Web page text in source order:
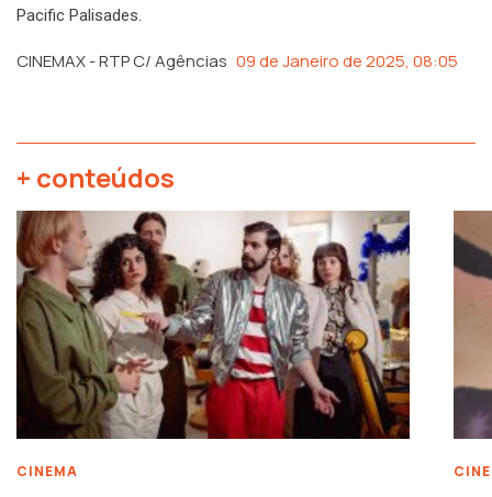
Pacific Palisades.
CINEMAX - RTP C/ Agências 09 de Janeiro de 2025, 08:05
+ conteúdos
CINEMA